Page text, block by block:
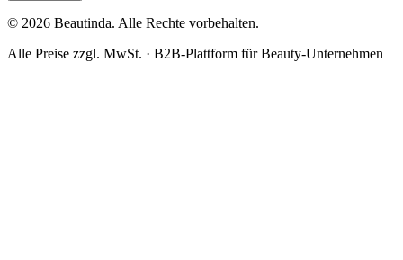
© 2026 Beautinda. Alle Rechte vorbehalten.
Alle Preise zzgl. MwSt. · B2B-Plattform für Beauty-Unternehmen